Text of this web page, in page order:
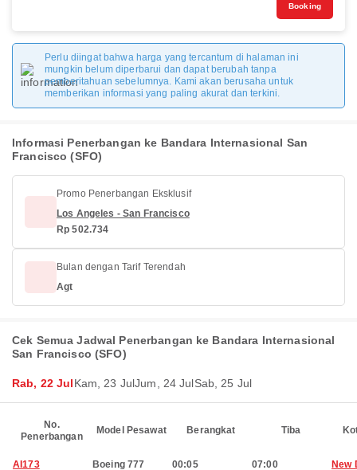
Booking
Perlu diingat bahwa harga yang tercantum di halaman ini
mungkin belum diperbarui dan dapat berubah tanpa
pemberitahuan sebelumnya. Kami akan berusaha untuk
memberikan informasi yang paling akurat dan terkini.
Informasi Penerbangan ke Bandara Internasional San
Francisco (SFO)
Promo Penerbangan Eksklusif
Los Angeles - San Francisco
Rp 502.734
Bulan dengan Tarif Terendah
Agt
Cek Semua Jadwal Penerbangan ke Bandara Internasional
San Francisco (SFO)
Rab, 22 JulKam, 23 JulJum, 24 JulSab, 25 Jul
No.
Penerbangan
Model Pesawat Berangkat Tiba
AI173 Boeing 777 00:05 07:00 New